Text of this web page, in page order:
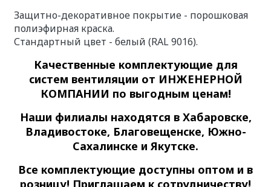
Защитно-декоративное покрытие - порошковая
полиэфирная краска.
Стандартный цвет - белый (RAL 9016).
Качественные комплектующие для
систем вентиляции от ИНЖЕНЕРНОЙ
КОМПАНИИ по выгодным ценам!
Наши филиалы находятся в Хабаровске,
Владивостоке, Благовещенске, Южно-
Сахалинске и Якутске.
Все комплектующие доступны оптом и в
розницу! Приглашаем к сотрудничеству!